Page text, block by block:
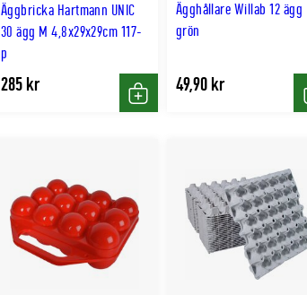
Äggbricka Hartmann UNIC
30 ägg M 4,8x29x29cm 117-
p
285 kr
Köp
Ägghållare Willab 12 ägg
grön
49,90 kr